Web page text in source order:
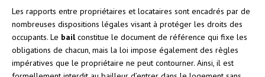
Les rapports entre propriétaires et locataires sont encadrés par de
nombreuses dispositions légales visant à protéger les droits des
occupants. Le bailconstitue le document de référence qui fixe les
obligations de chacun, mais la loi impose également des règles
impératives que le propriétaire ne peut contourner. Ainsi, il est